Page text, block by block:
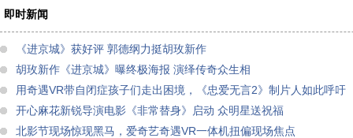
即时新闻
《进京城》获好评 郭德纲力挺胡玫新作
胡玫新作《进京城》曝终极海报 演绎传奇众生相
用奇遇VR带自闭症孩子们走出困境，《忠爱无言2》制片人如此呼吁
开心麻花新锐导演电影《非常替身》启动 众明星送祝福
北影节现场惊现黑马，爱奇艺奇遇VR一体机扭偏现场焦点